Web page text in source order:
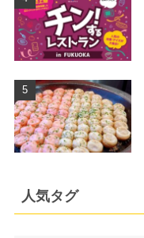
人気タグ